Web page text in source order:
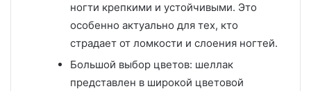
ногти крепкими и устойчивыми. Это
особенно актуально для тех, кто
страдает от ломкости и слоения ногтей.
Большой выбор цветов: шеллак
представлен в широкой цветовой